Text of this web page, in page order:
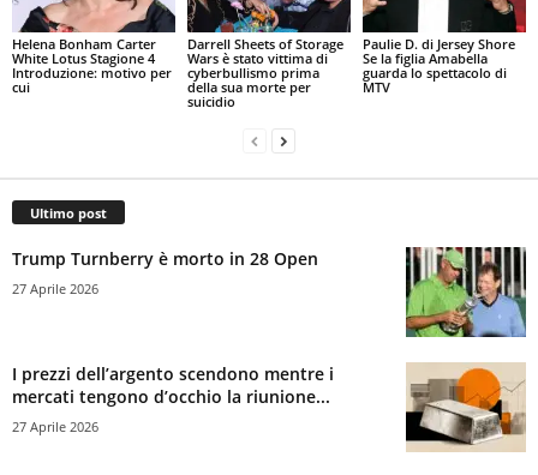
Helena Bonham Carter
White Lotus Stagione 4
Introduzione: motivo per
cui
Darrell Sheets of Storage
Wars è stato vittima di
cyberbullismo prima
della sua morte per
suicidio
Paulie D. di Jersey Shore
Se la figlia Amabella
guarda lo spettacolo di
MTV
Ultimo post
Trump Turnberry è morto in 28 Open
27 Aprile 2026
I prezzi dell’argento scendono mentre i
mercati tengono d’occhio la riunione...
27 Aprile 2026